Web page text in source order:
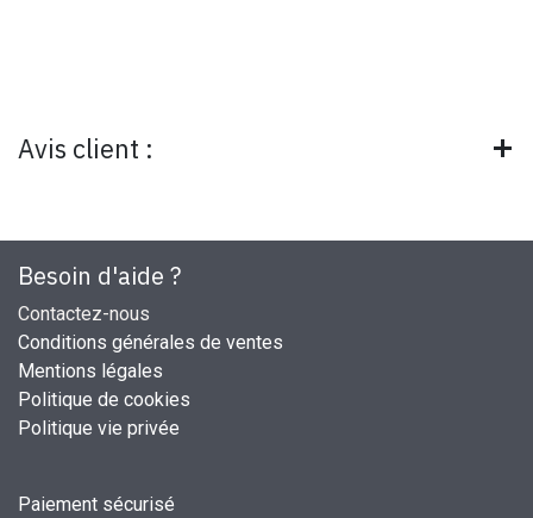
Avis client :
Besoin d'aide ?
Contactez-nous
Conditions générales de ventes
Mentions légales
Politique de cookies
Politique vie privée
Paiement sécurisé